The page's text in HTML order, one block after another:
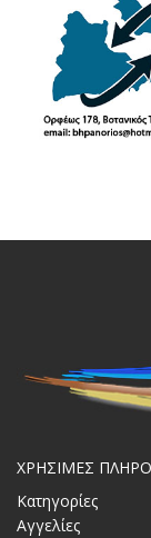
ΧΡΗΣΙΜΕΣ
Κατηγορίες
Αγγελίες